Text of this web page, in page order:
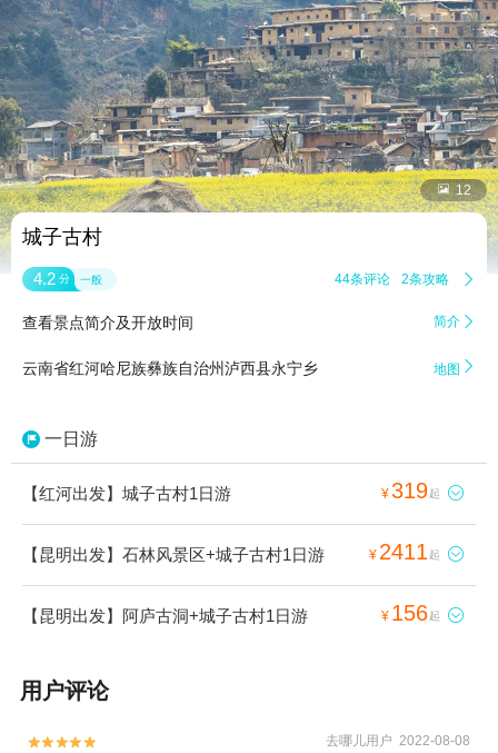
 12
城子古村
4.2 分 一般 44条评论 2条攻略 
查看景点简介及开放时间 简介 
云南省红河哈尼族彝族自治州泸西县永宁乡 地图 
一日游
【红河出发】城子古村1日游 ¥319起 
【昆明出发】石林风景区+城子古村1日游 ¥ 2411 起 
【昆明出发】阿庐古洞+城子古村1日游 ¥ 156起 
用户评论

 去哪儿用户 2022-08-08
